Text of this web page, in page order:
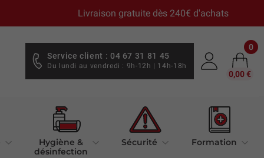
Livraison gratuite dès 240€ d'achats
Service client : 04 67 31 81 45
Du lundi au vendredi : 9h-12h | 14h-18h
0
0,00 €
Hygiène &
désinfection
Sécurité Formation